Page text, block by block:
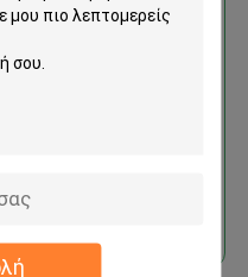
C7522Q
πλύσης 40 ℃ και
υφαμένο